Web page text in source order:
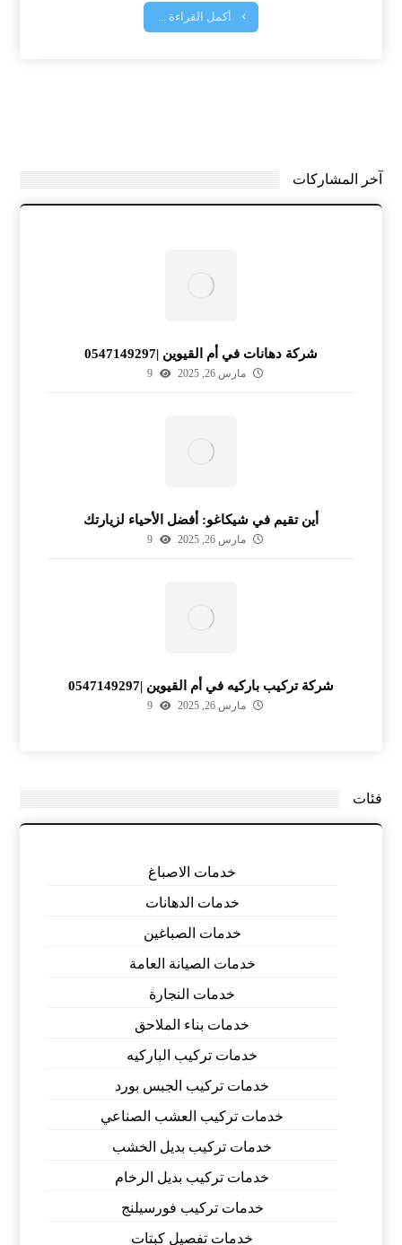
أكمل القراءة ...
آخر المشاركات
شركة دهانات في أم القيوين |0547149297
مارس 26, 2025 9
أين تقيم في شيكاغو: أفضل الأحياء لزيارتك
مارس 26, 2025 9
شركة تركيب باركيه في أم القيوين |0547149297
مارس 26, 2025 9
فئات
خدمات الاصباغ
خدمات الدهانات
خدمات الصباغين
خدمات الصيانة العامة
خدمات النجارة
خدمات بناء الملاحق
خدمات تركيب الباركيه
خدمات تركيب الجبس بورد
خدمات تركيب العشب الصناعي
خدمات تركيب بديل الخشب
خدمات تركيب بديل الرخام
خدمات تركيب فورسيلنج
خدمات تفصيل كبتات